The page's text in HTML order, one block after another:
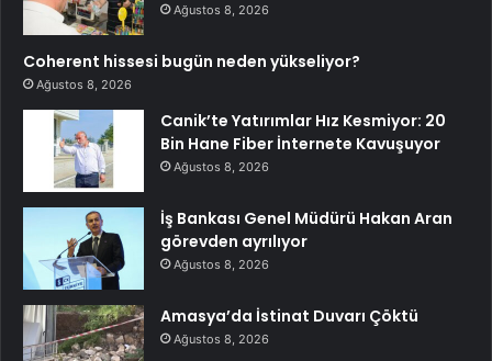
Ağustos 8, 2026
Coherent hissesi bugün neden yükseliyor?
Ağustos 8, 2026
Canik’te Yatırımlar Hız Kesmiyor: 20
Bin Hane Fiber İnternete Kavuşuyor
Ağustos 8, 2026
İş Bankası Genel Müdürü Hakan Aran
görevden ayrılıyor
Ağustos 8, 2026
Amasya’da İstinat Duvarı Çöktü
Ağustos 8, 2026